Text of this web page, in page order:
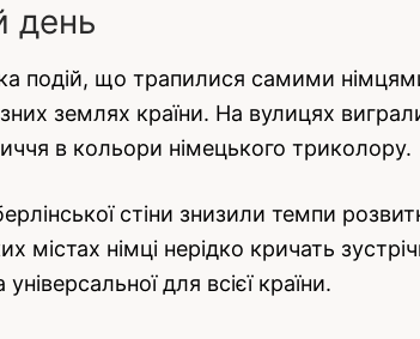
день
подій, що трапилися самими
землях країни. На вулицях
в кольори німецького триколору.
стіни знизили темпи
містах німці нерідко кричать
для всієї країни.